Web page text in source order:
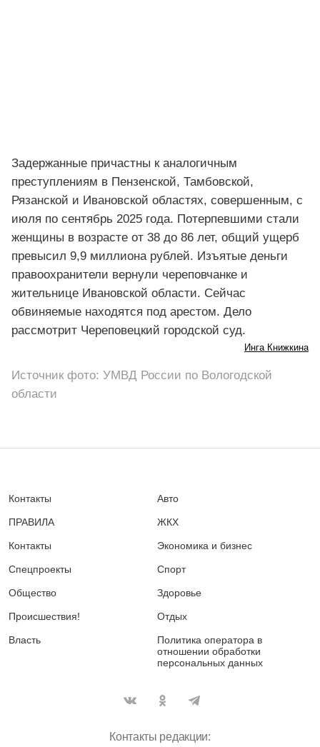
Задержанные причастны к аналогичным
преступлениям в Пензенской, Тамбовской,
Рязанской и Ивановской областях, совершенным, с
июля по сентябрь 2025 года. Потерпевшими стали
женщины в возрасте от 38 до 86 лет, общий ущерб
превысил 9,9 миллиона рублей. Изъятые деньги
правоохранители вернули череповчанке и
жительнице Ивановской области. Сейчас
обвиняемые находятся под арестом. Дело
рассмотрит Череповецкий городской суд.
Инга Книжкина
Источник фото: УМВД России по Вологодской
области
Контакты
ПРАВИЛА
Контакты
Спецпроекты
Общество
Происшествия!
Власть
Авто
ЖКХ
Экономика и бизнес
Спорт
Здоровье
Отдых
Политика оператора в
отношении обработки
персональных данных
Контакты редакции: